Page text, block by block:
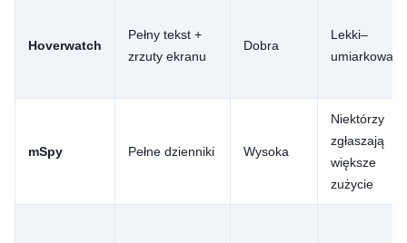
Hoverwatch
Pełny tekst +
zrzuty ekranu
Dobra
Lekki–
umiarkowany
mSpy Pełne dzienniki Wysoka
Niektórzy
zgłaszają
większe
zużycie